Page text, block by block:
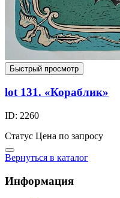
Быстрый просмотр
lot 131. «Кораблик»
ID: 2260
Статус Цена по запросу
Вернуться в каталог
Информация